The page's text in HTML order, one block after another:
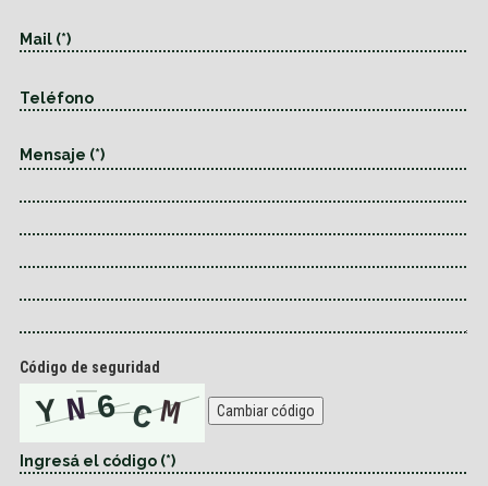
Código de seguridad
Cambiar código